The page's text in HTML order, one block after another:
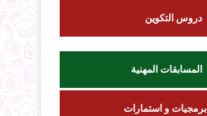
دروس التكوين
المسابقات المهنية
برمجيات و استمارات